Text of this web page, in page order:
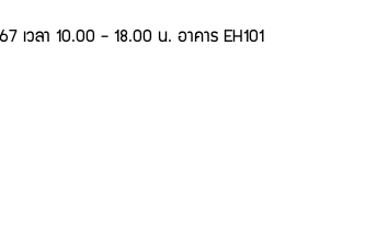
วลา 10.00 - 18.00 น. อาคาร EH101